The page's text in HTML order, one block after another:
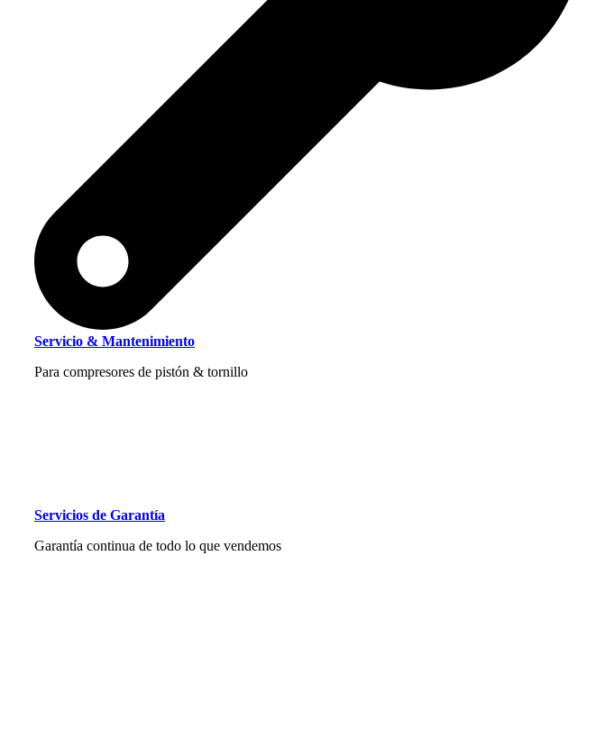
Servicio & Mantenimiento
Para compresores de pistón & tornillo
Servicios de Garantía
Garantía continua de todo lo que vendemos